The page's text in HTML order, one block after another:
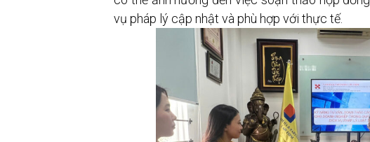
vụ pháp lý cập nhật và phù hợp với thực tế.